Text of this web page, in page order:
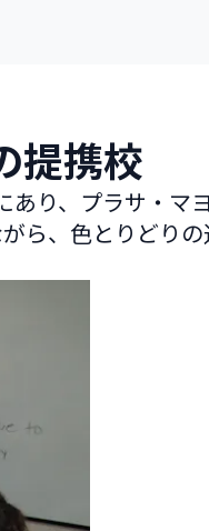
提携校
り、プラサ・マ
ら、色とりどり